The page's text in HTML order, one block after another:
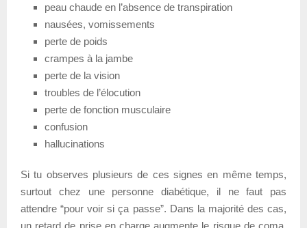
peau chaude en l’absence de transpiration
nausées, vomissements
perte de poids
crampes à la jambe
perte de la vision
troubles de l’élocution
perte de fonction musculaire
confusion
hallucinations
Si tu observes plusieurs de ces signes en même temps,
surtout chez une personne diabétique, il ne faut pas
attendre “pour voir si ça passe”. Dans la majorité des cas,
un retard de prise en charge augmente le risque de coma,